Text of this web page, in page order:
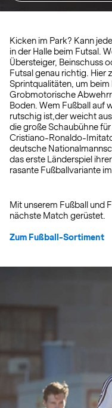
Kicken im Park? Kann
in der Halle beim Futsal.
Übersteiger, Beinschuss
Futsal genau richtig. Hier
Sprintqualitäten, um beim
Grobmotorische
Boden. Wem Fußball auf
rutschig ist,der weicht
die große Schaubühne
Cristiano-Ronaldo-
deutsche
das erste Länderspiel
rasante Fußballvariante
Mit unserem Fußball und
nächste Match gerüstet.
Zum Fußball-Sortiment